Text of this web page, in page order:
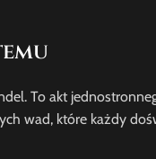
To akt
wad, które każdy